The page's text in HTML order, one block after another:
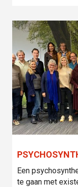
Een
te gaan met